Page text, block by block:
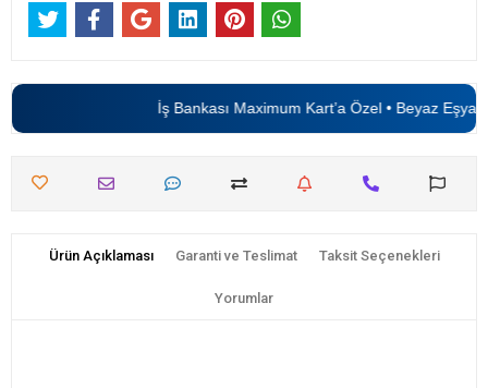
İş Bankası Maximum Kart’a Özel • Beyaz Eşyada
Ürün Açıklaması Garanti ve Teslimat Taksit Seçenekleri
Yorumlar